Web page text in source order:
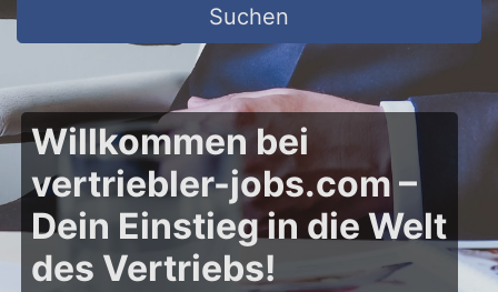
Suchen
Willkommen bei
vertriebler-jobs.com –
Dein Einstieg in die Welt
des Vertriebs!